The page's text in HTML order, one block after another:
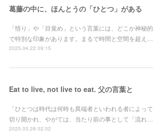
葛藤の中に、ほんとうの「ひとつ」がある
「悟り」や「目覚め」という言葉には、どこか神秘的
で特別な印象があります。まるで時間と空間を超え…
2025.04.22 09:15
Eat to live, not live to eat. 父の言葉と
「ひとつは時代は何時も異端者といわれる者によって
切り開かれ、やがては、当たり前の事として「流れ…
2025.03.28 02:02